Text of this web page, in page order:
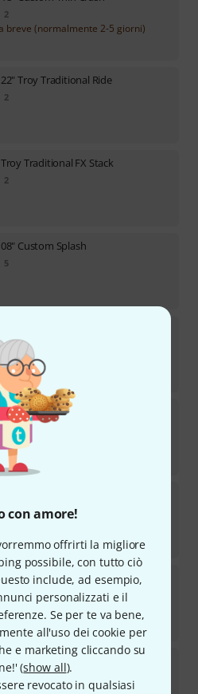
con amore!
offrirti la migliore
possibile, con tutto ciò
include, ad esempio,
personalizzati e il
Se per te va bene,
all'uso dei cookie per
e marketing cliccando su
(show all).
revocato in qualsiasi
2
breve (normalmente 2-5 giorni)
22" Troy Traditional Ride
2
Troy Traditional FX Stack
2
08" Custom Splash
5
4
22" Jazz Master Ride
1
14" Troy Traditional Hi-Hat
2
16" Troy Traditional Crash